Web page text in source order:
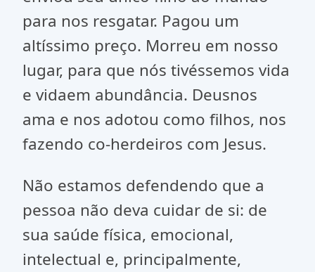
para nos resgatar. Pagou um
altíssimo preço. Morreu em nosso
lugar, para que nós tivéssemos vida
e vidaem abundância. Deusnos
ama e nos adotou como filhos, nos
fazendo co-herdeiros com Jesus.
Não estamos defendendo que a
pessoa não deva cuidar de si: de
sua saúde física, emocional,
intelectual e, principalmente,